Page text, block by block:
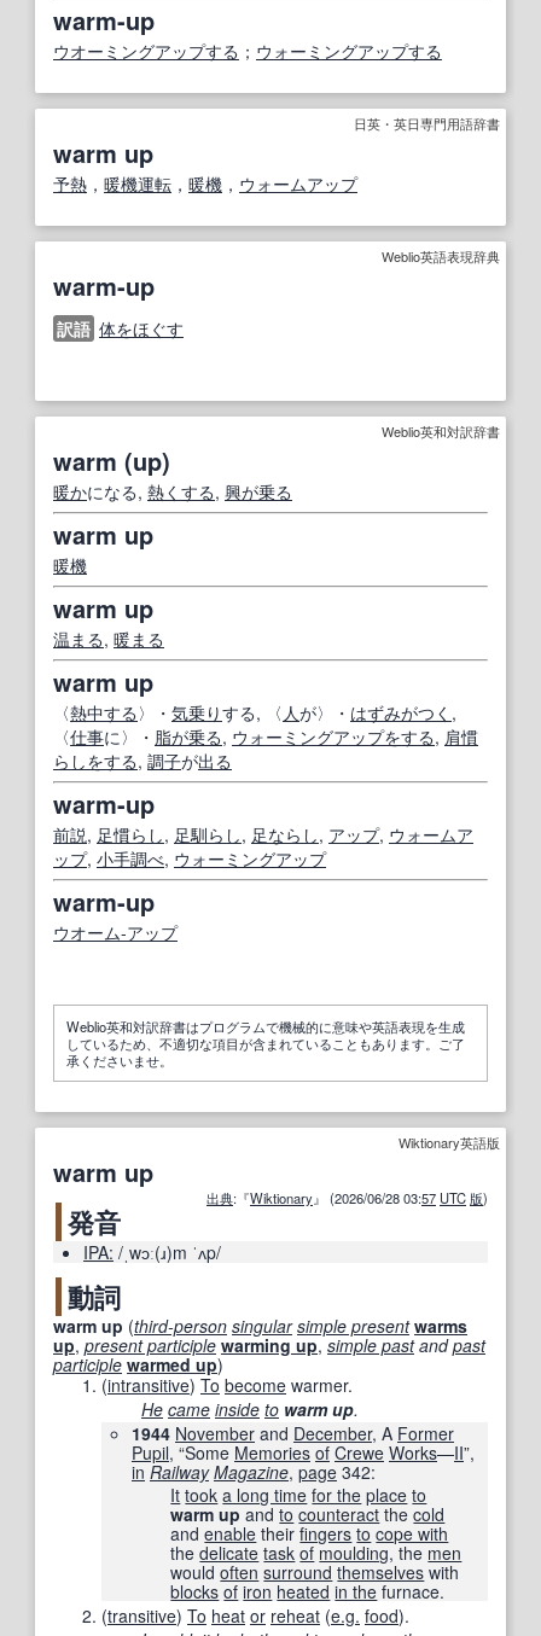
warm-up
ウオーミングアップする ； ウォーミングアップする
日英・英日専門用語辞書
warm up
予熱 ， 暖機運転 ， 暖機 ， ウォームアップ
Weblio英語表現辞典
warm-up
訳語 体をほぐす
Weblio英和対訳辞書
warm (up)
暖かになる, 熱くする, 興が乗る
warm up
暖機
warm up
温まる, 暖まる
warm up
〈熱中する 〉・ 気乗りする, 〈 人が〉・ はずみがつく ,
〈仕事に〉・ 脂が乗る, ウォーミングアップをする, 肩慣
らしをする, 調子が出る
warm-up
前説, 足慣らし, 足馴らし, 足ならし, アップ, ウォームア
ップ, 小手調べ, ウォーミングアップ
warm-up
ウオーム‐アップ
Weblio英和対訳辞書はプログラムで機械的に意味や英語表現を生成
しているため、不適切な項目が含まれていることもあります。ご了
承くださいませ。
Wiktionary英語版
warm up
出典:『Wiktionary』 (2026/06/28 03:57 UTC 版)
発音
IPA: /ˌwɔː(ɹ)m ˈʌp/
動詞
warm up (third-person singular simple present warms
up, present participle warming up,simple pastandpast
participle warmed up)
(intransitive) To become warmer.
He came inside to warm up.
1944 November and December, A Former
Pupil, “Some Memories of Crewe Works—II”,
in Railway Magazine, page 342:
It took a long time for the place to
warm up andto counteract thecold
andenable theirfingers to cope with
thedelicate task of moulding, the men
wouldoften surround themselves with
blocks of iron heated in the furnace.
(transitive) To heat or reheat (e.g. food).